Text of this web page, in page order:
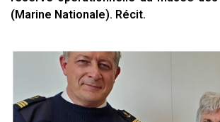
(Marine Nationale). Récit.